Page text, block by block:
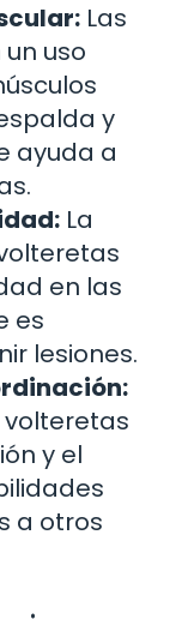
Las
uso
y
ayuda a
La
en las
es
lesiones.
y el
a otros